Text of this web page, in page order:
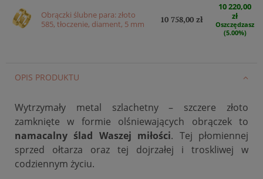
Obrączki ślubne para: złoto
585, tłoczenie, diament, 5 mm
10 758,00 zł
10 220,00
zł
Oszczędzasz
(5.00%)
OPIS PRODUKTU
Wytrzymały metal szlachetny – szczere złoto
zamknięte w formie olśniewających obrączek to
namacalny ślad Waszej miłości. Tej płomiennej
sprzed ołtarza oraz tej dojrzałej i troskliwej w
codziennym życiu.